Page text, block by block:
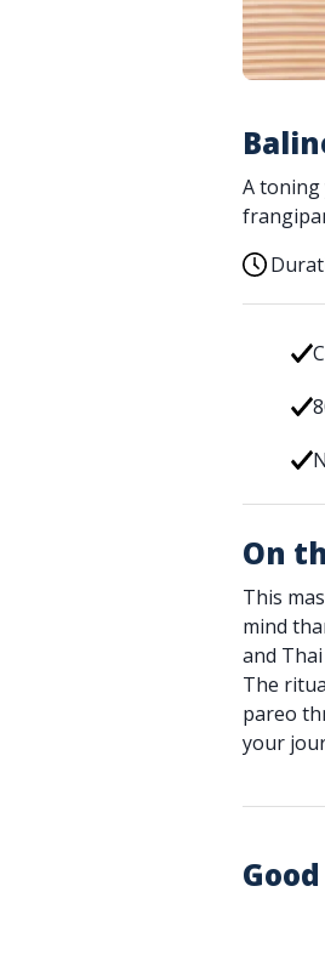
A
On
This
mind
and
The
pareo
your